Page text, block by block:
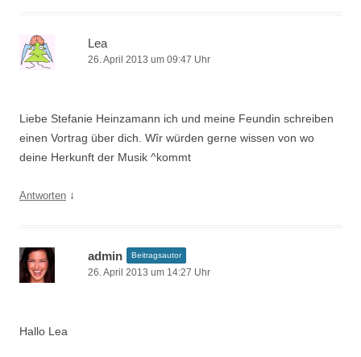
Lea
26. April 2013 um 09:47 Uhr
Liebe Stefanie Heinzamann ich und meine Feundin schreiben
einen Vortrag über dich. Wîr würden gerne wissen von wo
deine Herkunft der Musik ^kommt
Antworten ↓
admin Beitragsautor
26. April 2013 um 14:27 Uhr
Hallo Lea